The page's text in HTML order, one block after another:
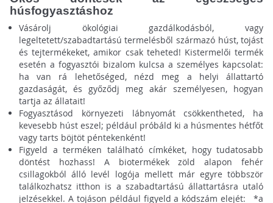
húsfogyasztáshoz
Vásárolj ökológiai gazdálkodásból, vagy
legeltetett/szabadtartású termelésből származó húst, tojást
és tejtermékeket, amikor csak teheted! Kistermelői termék
esetén a fogyasztói bizalom kulcsa a személyes kapcsolat:
ha van rá lehetőséged, nézd meg a helyi állattartó
gazdaságát, és győződj meg akár személyesen, hogyan
tartja az állatait!
Fogyasztásod környezeti lábnyomát csökkentheted, ha
kevesebb húst eszel; például próbáld ki a húsmentes hétfőt
vagy tarts böjtöt péntekenként!
Figyeld a terméken található címkéket, hogy tudatosabb
döntést hozhass! A biotermékek zöld alapon fehér
csillagokból álló levél logója mellett már egyre többször
találkozhatsz itthon is a szabadtartású állattartásra utaló
jelzésekkel. A tojáson például figyeld a kódszám elejét: *a